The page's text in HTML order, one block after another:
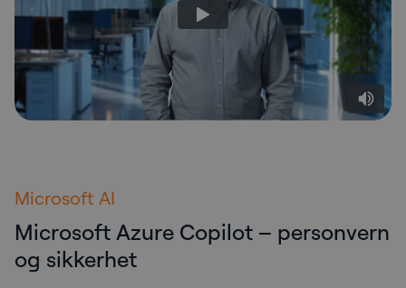
Microsoft AI
Microsoft Azure Copilot – personvern
og sikkerhet